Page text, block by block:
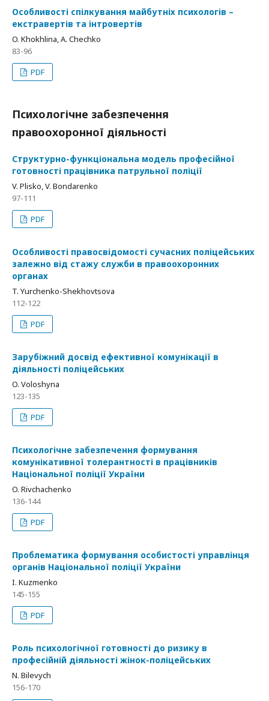
Особливості спілкування майбутніх психологів –
екстравертів та інтровертів
O. Khokhlina, A. Chechko
83-96
PDF
Психологічне забезпечення
правоохоронної діяльності
Структурно-функціональна модель професійної
готовності працівника патрульної поліції
V. Plisko, V. Bondarenko
97-111
PDF
Особливості правосвідомості сучасних поліцейських
залежно від стажу служби в правоохоронних
органах
T. Yurchenko-Shekhovtsova
112-122
PDF
Зарубіжний досвід ефективної комунікації в
діяльності поліцейських
O. Voloshyna
123-135
PDF
Психологічне забезпечення формування
комунікативної толерантності в працівників
Національної поліції України
O. Rivchachenko
136-144
PDF
Проблематика формування особистості управлінця
органів Національної поліції України
I. Kuzmenko
145-155
PDF
Роль психологічної готовності до ризику в
професійній діяльності жінок-поліцейських
N. Bilevych
156-170